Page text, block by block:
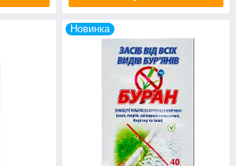
Новинка